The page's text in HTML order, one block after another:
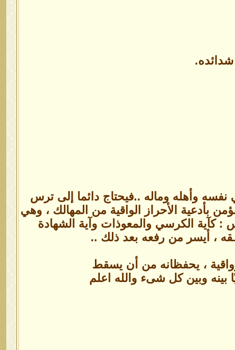
وأهله وماله ..فيحتاج دائما إلى ترس
بأدعية الأحراز الواقية من المهالك ، وهي
: كآية الكرسي والمعوذات وآية الشهادة
، أيسر من رفعه بعد ذلك ..
، يحفظانه من أن يسقط
بينه وبين كل شىء والله اعلم